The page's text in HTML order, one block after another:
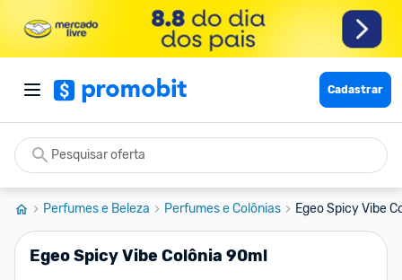
Cadastrar
Perfumes e Beleza Perfumes e Colônias Egeo Spicy Vibe
Egeo Spicy Vibe Colônia 90ml